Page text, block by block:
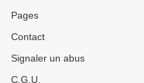
Pages
Contact
Signaler un abus
C.G.U.